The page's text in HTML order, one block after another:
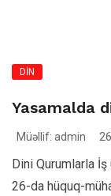
DİN
Yasamalda
Müəllif: admin
Dini Qurumlarla
26-da hüquq-